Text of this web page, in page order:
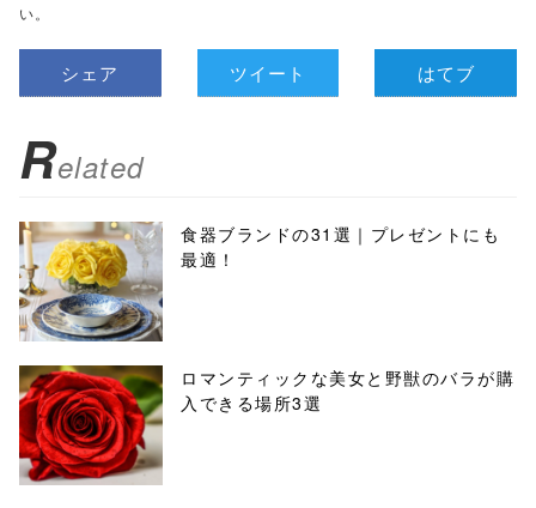
い。
シェア ツイート はてブ
Related
食器ブランドの31選｜プレゼントにも
最適！
ロマンティックな美女と野獣のバラが購
入できる場所3選